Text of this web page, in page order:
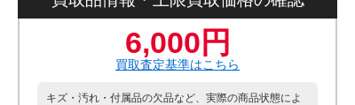
6,000円
買取査定基準はこちら
キズ・汚れ・付属品の欠品など、実際の商品状態によ